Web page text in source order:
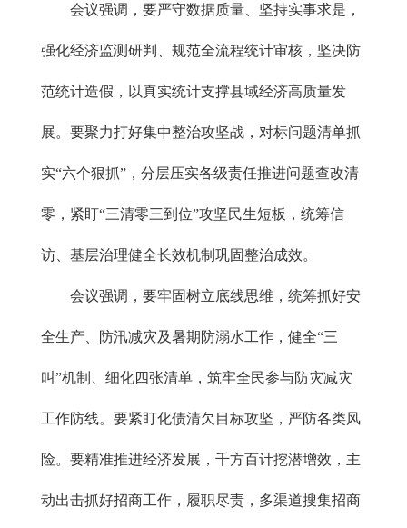
会议强调，要严守数据质量、坚持实事求是，
强化经济监测研判、规范全流程统计审核，坚决防
范统计造假，以真实统计支撑县域经济高质量发
展。要聚力打好集中整治攻坚战，对标问题清单抓
实“六个狠抓”，分层压实各级责任推进问题查改清
零，紧盯“三清零三到位”攻坚民生短板，统筹信
访、基层治理健全长效机制巩固整治成效。
会议强调，要牢固树立底线思维，统筹抓好安
全生产、防汛减灾及暑期防溺水工作，健全“三
叫”机制、细化四张清单，筑牢全民参与防灾减灾
工作防线。要紧盯化债清欠目标攻坚，严防各类风
险。要精准推进经济发展，千方百计挖潜增效，主
动出击抓好招商工作，履职尽责，多渠道搜集招商